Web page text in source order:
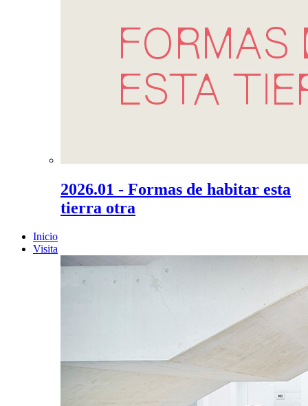
2026.01 - Formas de habitar esta
tierra otra
Inicio
Visita